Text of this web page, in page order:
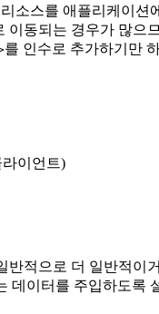
소스를 애플리케이션
이동되는 경우가 많으
를 인수로 추가하기만
이언트)
반적으로 더 일반적이
이터를 주입하도록